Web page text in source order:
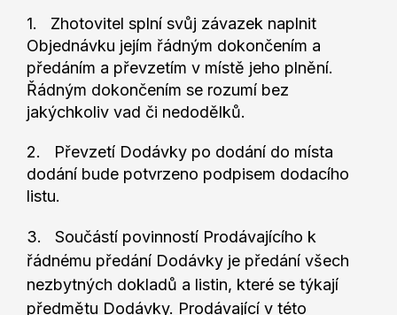
1. Zhotovitel splní svůj závazek naplnit
Objednávku jejím řádným dokončením a
předáním a převzetím v místě jeho plnění.
Řádným dokončením se rozumí bez
jakýchkoliv vad či nedodělků.
2. Převzetí Dodávky po dodání do místa
dodání bude potvrzeno podpisem dodacího
listu.
3. Součástí povinností Prodávajícího k
řádnému předání Dodávky je předání všech
nezbytných dokladů a listin, které se týkají
předmětu Dodávky. Prodávající v této